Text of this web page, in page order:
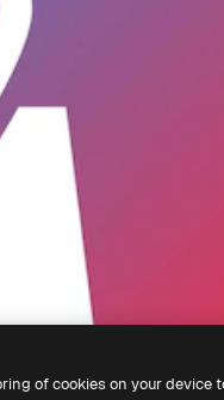
of cookies on your device